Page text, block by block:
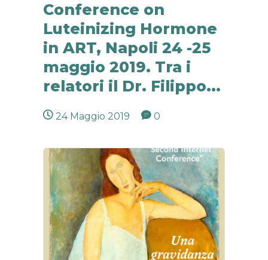
Conference on
Luteinizing Hormone
in ART, Napoli 24 -25
maggio 2019. Tra i
relatori il Dr. Filippo...
24 Maggio 2019 0